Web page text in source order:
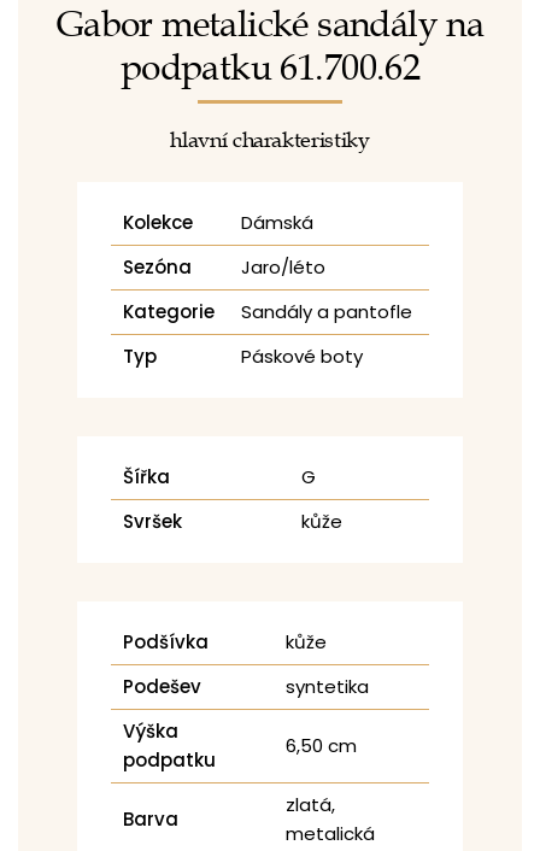
Gabor metalické sandály na
podpatku 61.700.62
hlavní charakteristiky
Kolekce
Dámská
Sezóna
Jaro/léto
Kategorie
Sandály a pantofle
Typ
Páskové boty
Šířka
G
Svršek
kůže
Podšívka
kůže
Podešev
syntetika
Výška
podpatku
6,50 cm
Barva
zlatá,
metalická